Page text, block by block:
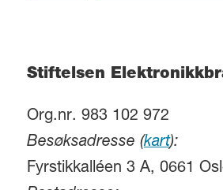
Stiftelsen
Org.nr. 983 102 972
Besøksadresse (kart):
Fyrstikkalléen 3 A, 0661